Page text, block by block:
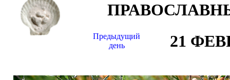
Предыдущий
день
21